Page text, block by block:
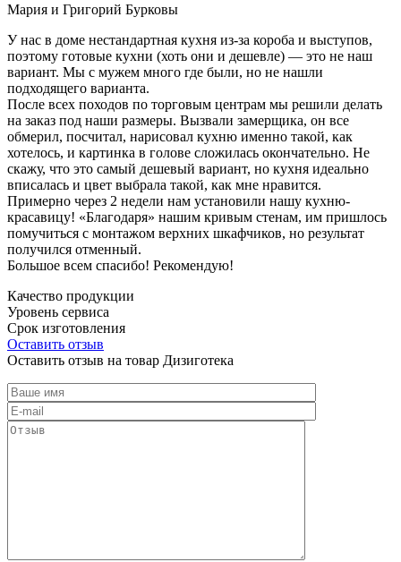
Мария и Григорий Бурковы
У нас в доме нестандартная кухня из-за короба и выступов,
поэтому готовые кухни (хоть они и дешевле) — это не наш
вариант. Мы с мужем много где были, но не нашли
подходящего варианта.
После всех походов по торговым центрам мы решили делать
на заказ под наши размеры. Вызвали замерщика, он все
обмерил, посчитал, нарисовал кухню именно такой, как
хотелось, и картинка в голове сложилась окончательно. Не
скажу, что это самый дешевый вариант, но кухня идеально
вписалась и цвет выбрала такой, как мне нравится.
Примерно через 2 недели нам установили нашу кухню-
красавицу! «Благодаря» нашим кривым стенам, им пришлось
помучиться с монтажом верхних шкафчиков, но результат
получился отменный.
Большое всем спасибо! Рекомендую!
Качество продукции
Уровень сервиса
Срок изготовления
Оставить отзыв
Оставить отзыв на товар Дизиготека